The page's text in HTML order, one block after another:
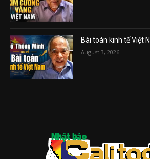
Bài toán kinh tế Việt
August 3, 2026